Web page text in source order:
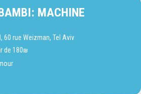
MACHINE
, 60 rue Weizman, Tel Aviv
de 180₪